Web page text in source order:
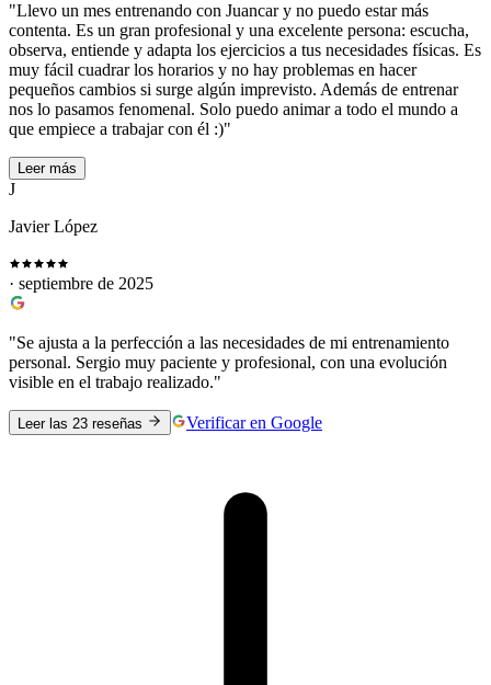
"Llevo un mes entrenando con Juancar y no puedo estar más
contenta. Es un gran profesional y una excelente persona: escucha,
observa, entiende y adapta los ejercicios a tus necesidades físicas. Es
muy fácil cuadrar los horarios y no hay problemas en hacer
pequeños cambios si surge algún imprevisto. Además de entrenar
nos lo pasamos fenomenal. Solo puedo animar a todo el mundo a
que empiece a trabajar con él :)"
Leer más
J
Javier López
· septiembre de 2025
"Se ajusta a la perfección a las necesidades de mi entrenamiento
personal. Sergio muy paciente y profesional, con una evolución
visible en el trabajo realizado."
Leer las 23 reseñas Verificar en Google